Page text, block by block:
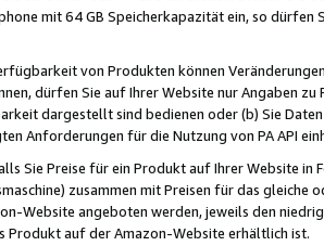
mit 64 GB Speicherkapazität ein, so dürfen
von Produkten können
dürfen Sie auf Ihrer Website nur Angaben
dargestellt sind bedienen oder (b) Sie
Anforderungen für die Nutzung von PA API
Sie Preise für ein Produkt auf Ihrer Website
zusammen mit Preisen für das
Website angeboten werden, jeweils den
Produkt auf der Amazon-Website erhältlich ist.